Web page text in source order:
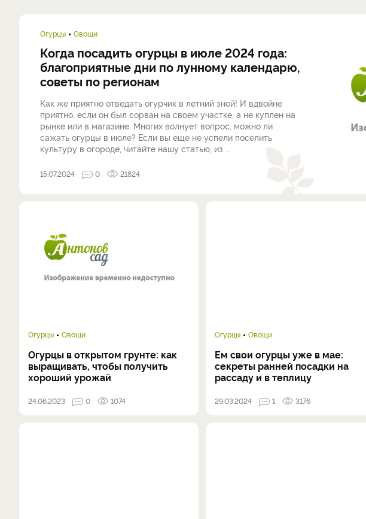
Огурцы Овощи
Когда посадить огурцы в июле 2024 года:
благоприятные дни по лунному календарю,
советы по регионам
Как же приятно отведать огурчик в летний зной! И вдвойне
приятно, если он был сорван на своем участке, а не куплен на
рынке или в магазине. Многих волнует вопрос, можно ли
сажать огурцы в июле? Если вы еще не успели поселить
культуру в огороде, читайте нашу статью, из ...
15.07.2024 0 21824
Огурцы Овощи
Огурцы в открытом грунте: как
выращивать, чтобы получить
хороший урожай
24.06.2023 0 1074
Огурцы Овощи
Ем свои огурцы уже в мае:
секреты ранней посадки на
рассаду и в теплицу
29.03.2024 1 3176